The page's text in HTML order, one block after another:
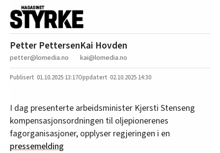
Petter Pettersen
petter@lomedia.no
Kai Hovden
kai@lomedia.no
01.10.2025 13:17 02.10.2025 14:30
I dag presenterte arbeidsminister Kjersti Stenseng
kompensasjonsordningen til oljepionerenes
fagorganisasjoner, opplyser regjeringen i en
pressemelding